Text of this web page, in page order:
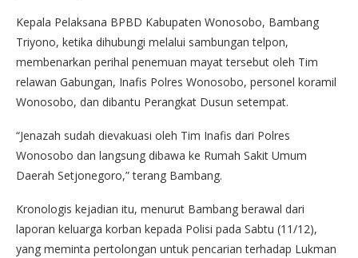
Kepala Pelaksana BPBD Kabupaten Wonosobo, Bambang
Triyono, ketika dihubungi melalui sambungan telpon,
membenarkan perihal penemuan mayat tersebut oleh Tim
relawan Gabungan, Inafis Polres Wonosobo, personel koramil
Wonosobo, dan dibantu Perangkat Dusun setempat.
“Jenazah sudah dievakuasi oleh Tim Inafis dari Polres
Wonosobo dan langsung dibawa ke Rumah Sakit Umum
Daerah Setjonegoro,” terang Bambang.
Kronologis kejadian itu, menurut Bambang berawal dari
laporan keluarga korban kepada Polisi pada Sabtu (11/12),
yang meminta pertolongan untuk pencarian terhadap Lukman